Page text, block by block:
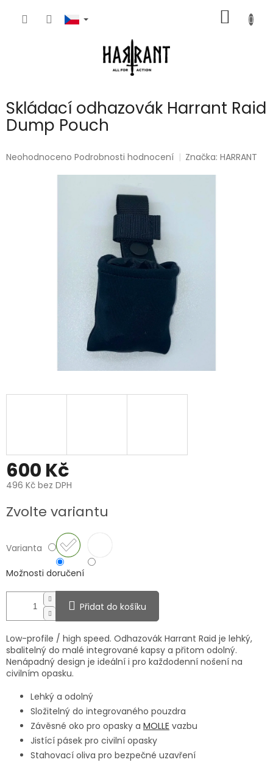
KOŠÍK
Skládací odhazovák Harrant Raid
Dump Pouch
Průměrné
Neohodnoceno Podrobnosti hodnocení Značka:HARRANT
600 Kč
496 Kč bez DPH
cena:
Zvolte variantu
Varianta
Možnosti doručení
Přidat do košíku
Low-profile / high speed. Odhazovák Harrant Raid je lehký,
sbalitelný do malé integrované kapsy a přitom odolný.
Nenápadný design je ideální i pro každodenní nošení na
civilním opasku.
Lehký a odolný
Složitelný do integrovaného pouzdra
Závěsné oko pro opasky a MOLLE vazbu
Jistící pásek pro civilní opasky
Stahovací oliva pro bezpečné uzavření